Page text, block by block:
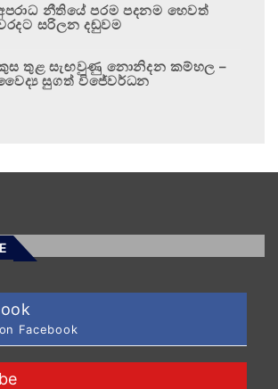
නීතියේ පරම පදනම හෙවත්
සරිලන දඬුවම
තුළ සැඟවුණු නොනිදන කම්හල –
සුගත් විජේවර්ධන
Facebook